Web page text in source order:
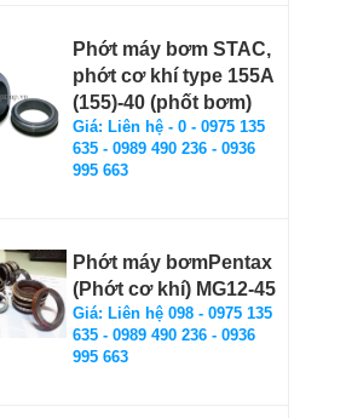
Phớt máy bơm STAC,
phớt cơ khí type 155A
(155)-40 (phốt bơm)
Giá: Liên hệ - 0 - 0975 135
635 - 0989 490 236 - 0936
995 663
Phớt máy bơmPentax
(Phớt cơ khí) MG12-45
Giá: Liên hệ 098 - 0975 135
635 - 0989 490 236 - 0936
995 663